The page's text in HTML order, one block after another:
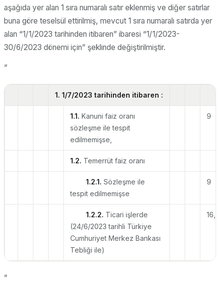
aşağıda yer alan 1 sıra numaralı satır eklenmiş ve diğer satırlar
buna göre teselsül ettirilmiş, mevcut 1 sıra numaralı satırda yer
alan “1/1/2023 tarihinden itibaren” ibaresi “1/1/2023-
30/6/2023 dönemi için” şeklinde değiştirilmiştir.
“
1. 1/7/2023 tarihinden itibaren :
1.1. Kanuni faiz oranı
sözleşme ile tespit
edilmemişse,
9
1.2. Temerrüt faiz oranı
1.2.1. Sözleşme ile
tespit edilmemişse
9
1.2.2. Ticari işlerde
(24/6/2023 tarihli Türkiye
Cumhuriyet Merkez Bankası
Tebliği ile)
”